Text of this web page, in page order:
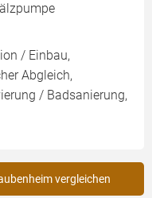
/ Einbau,
Abgleich,
/ Badsanierung,
vergleichen